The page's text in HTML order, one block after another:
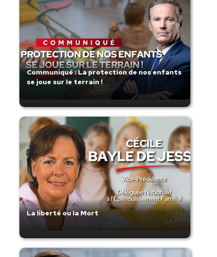
Communiqué : La protection de nos enfants
se joue sur le terrain !
La liberté ou la Mort